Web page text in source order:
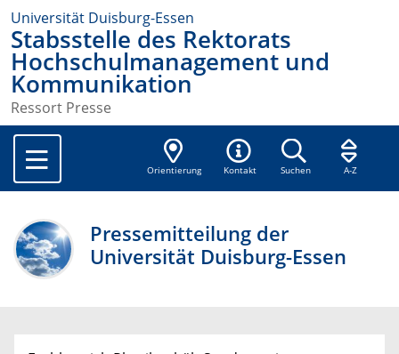
Universität Duisburg-Essen
Stabsstelle des Rektorats
Hochschulmanagement und
Kommunikation
Ressort Presse
Orientierung Kontakt Suchen A-Z
Pressemitteilung der
Universität Duisburg-Essen